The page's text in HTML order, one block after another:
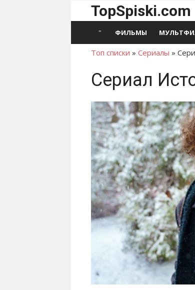
TopSpiski.com
ФИЛЬМЫ
Топ списки » Сериалы »
Сериал